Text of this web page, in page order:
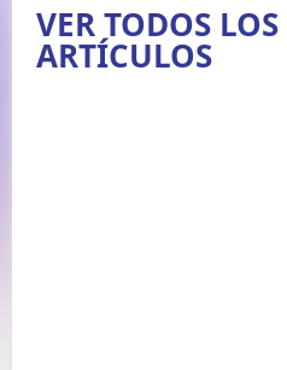
VER TODOS LOS
ARTÍCULOS